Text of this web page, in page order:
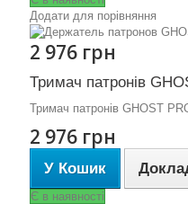
Додати для порівняння
2 976 грн
Тримач патронів
Тримач патронів GHOST
2 976 грн
У Кошик
Є в наявності